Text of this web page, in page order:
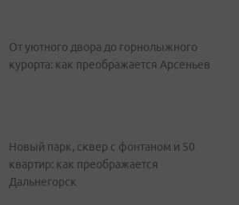
От уютного двора до горнолыжного
курорта: как преображается Арсеньев
Новый парк, сквер с фонтаном и 50
квартир: как преображается
Дальнегорск